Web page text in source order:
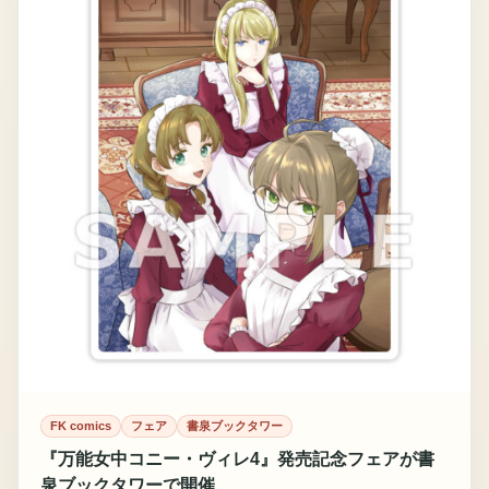
FK comics フェア 書泉ブックタワー
『万能女中コニー・ヴィレ4』発売記念フェアが書
泉ブックタワーで開催